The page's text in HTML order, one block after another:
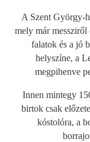
A Szent György-
mely már messziről
falatok és a jó
helyszíne, a
megpihenve
Innen mintegy
birtok csak
kóstolóra, a